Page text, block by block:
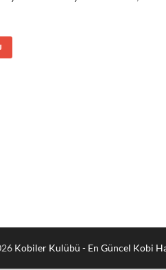
Kobiler Kulübü - En Güncel Kobi